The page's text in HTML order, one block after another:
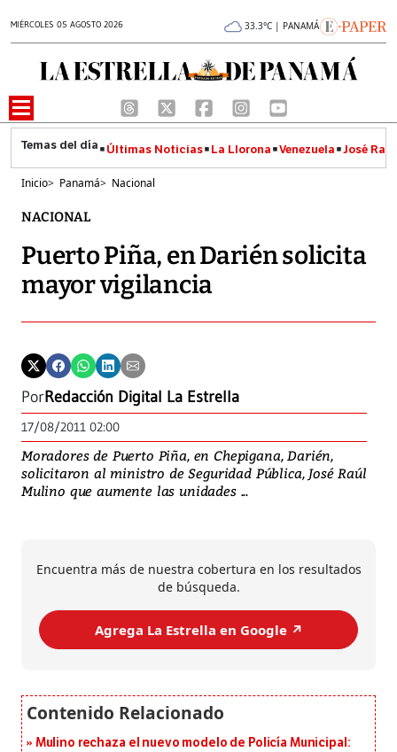
MIÉRCOLES 05 AGOSTO 2026 33.3°C | PANAMÁ
Últimas Noticias La Llorona Venezuela José
Inicio> Panamá> Nacional
NACIONAL
Puerto Piña, en Darién solicita
mayor vigilancia
PorRedacción Digital La Estrella
17/08/2011 02:00
Moradores de Puerto Piña, en Chepigana, Darién,
solicitaron al ministro de Seguridad Pública, José Raúl
Mulino que aumente las unidades ...
Encuentra más de nuestra cobertura en los resultados
de búsqueda.
Agrega La Estrella en Google ↗️
Mulino rechaza el nuevo modelo de Policía Municipal: